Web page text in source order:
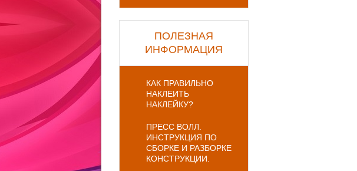
ПОЛЕЗНАЯ
ИНФОРМАЦИЯ
КАК ПРАВИЛЬНО
НАКЛЕИТЬ
НАКЛЕЙКУ?
ПРЕСС ВОЛЛ.
ИНСТРУКЦИЯ ПО
СБОРКЕ И РАЗБОРКЕ
КОНСТРУКЦИИ.